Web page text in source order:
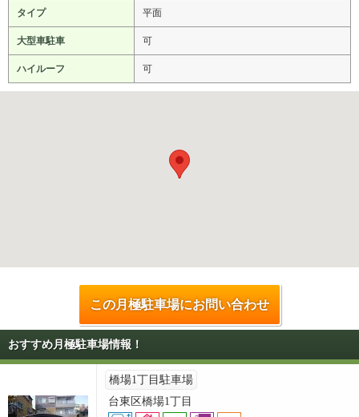
タイプ 平面
大型車駐車 可
ハイルーフ 可
この月極駐車場にお問い合わせ
おすすめ月極駐車場情報！
橋場1丁目駐車場
台東区橋場1丁目